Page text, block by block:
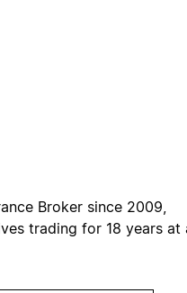
Broker since 2009,
trading for 18 years at